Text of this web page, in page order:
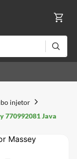
injetor
770992081 Java